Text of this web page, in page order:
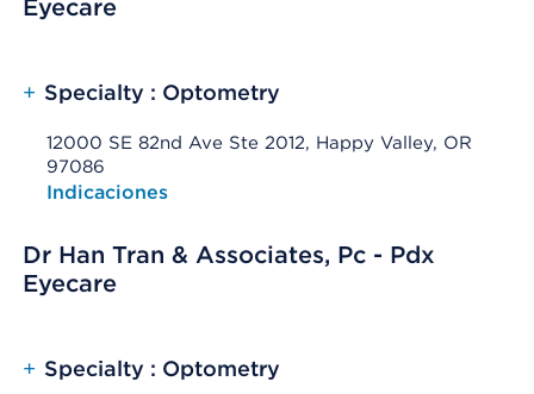
Eyecare
+ Specialty : Optometry
12000 SE 82nd Ave Ste 2012, Happy Valley, OR
97086
Opens native map application on mobile devices
Indicaciones
Dr Han Tran & Associates, Pc - Pdx
Eyecare
+ Specialty : Optometry